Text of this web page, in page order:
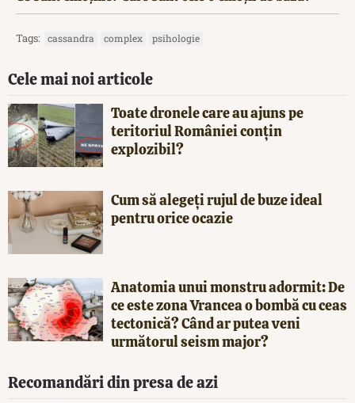
Tags: cassandra complex psihologie
Cele mai noi articole
Toate dronele care au ajuns pe
teritoriul României conțin
explozibil?
Cum să alegeți rujul de buze ideal
pentru orice ocazie
Anatomia unui monstru adormit: De
ce este zona Vrancea o bombă cu ceas
tectonică? Când ar putea veni
următorul seism major?
Recomandări din presa de azi